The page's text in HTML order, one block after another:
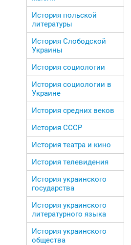
История польской
литературы
История Слободской
Украины
История социологии
История социологии в
Украине
История средних веков
История СССР
История театра и кино
История телевидения
История украинского
государства
История украинского
литературного языка
История украинского
общества